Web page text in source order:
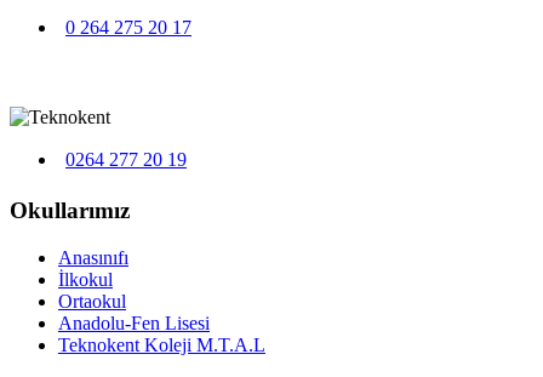
0 264 275 20 17
0264 277 20 19
Okullarımız
Anasınıfı
İlkokul
Ortaokul
Anadolu-Fen Lisesi
Teknokent Koleji M.T.A.L